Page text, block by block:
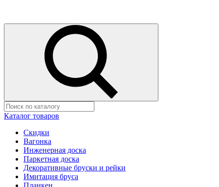
Каталог товаров
Скидки
Вагонка
Инженерная доска
Паркетная доска
Декоративные бруски и рейки
Имитация бруса
Планкен